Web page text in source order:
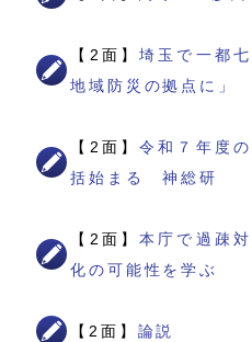
【2面】埼玉で一都
地域防災の拠点に」
【2面】令和７年度
括始まる 神総研
【2面】本庁で過疎
化の可能性を学ぶ
【2面】 論説